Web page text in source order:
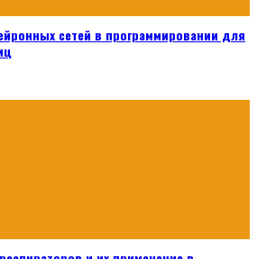
сетей в программировании для